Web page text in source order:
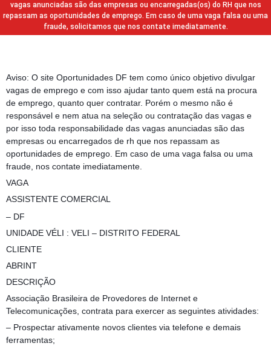
vagas anunciadas são das empresas ou encarregadas(os) do RH que nos
repassam as oportunidades de emprego. Em caso de uma vaga falsa ou uma
fraude, solicitamos que nos contate imediatamente.
Aviso: O site Oportunidades DF tem como único objetivo divulgar
vagas de emprego e com isso ajudar tanto quem está na procura
de emprego, quanto quer contratar. Porém o mesmo não é
responsável e nem atua na seleção ou contratação das vagas e
por isso toda responsabilidade das vagas anunciadas são das
empresas ou encarregados de rh que nos repassam as
oportunidades de emprego. Em caso de uma vaga falsa ou uma
fraude, nos contate imediatamente.
VAGA
ASSISTENTE COMERCIAL
– DF
UNIDADE VÉLI : VELI – DISTRITO FEDERAL
CLIENTE
ABRINT
DESCRIÇÃO
Associação Brasileira de Provedores de Internet e
Telecomunicações, contrata para exercer as seguintes atividades:
– Prospectar ativamente novos clientes via telefone e demais
ferramentas;